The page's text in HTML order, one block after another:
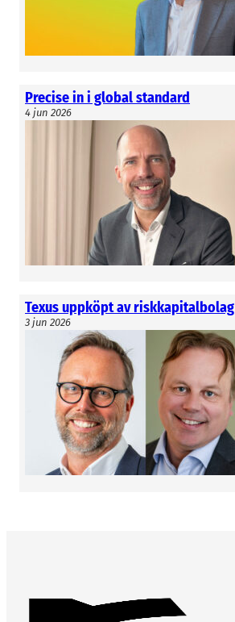
Precise in i global standard
4 jun 2026
Texus uppköpt av riskkapitalbolag
3 jun 2026